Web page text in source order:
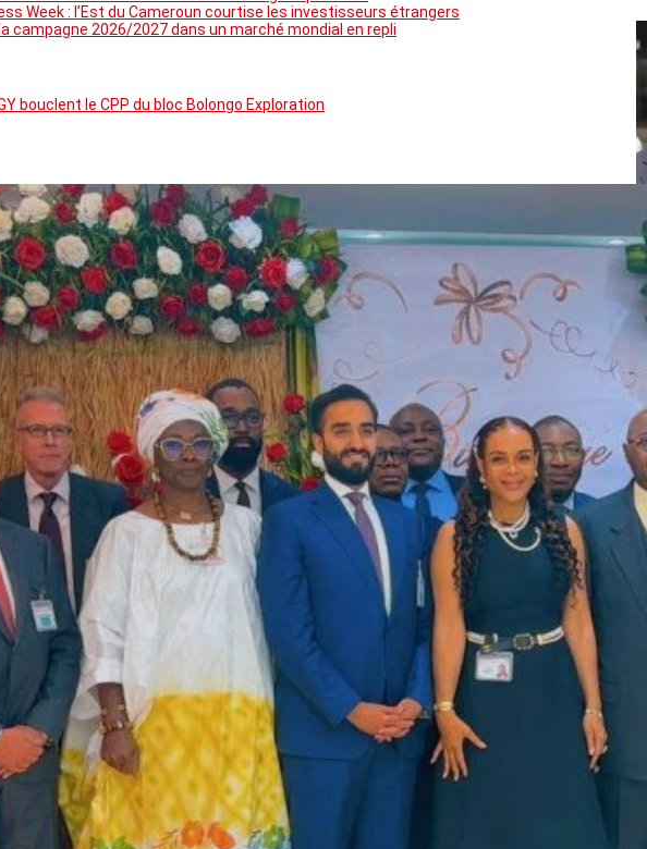
Week : l’Est du Cameroun courtise les investisseurs étrangers
campagne 2026/2027 dans un marché mondial en repli
bouclent le CPP du bloc Bolongo Exploration